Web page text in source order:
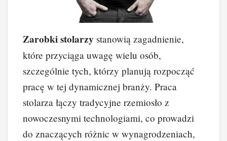
Zarobki stolarzy stanowią zagadnienie,
które przyciąga uwagę wielu osób,
szczególnie tych, którzy planują rozpocząć
pracę w tej dynamicznej branży. Praca
stolarza łączy tradycyjne rzemiosło z
nowoczesnymi technologiami, co prowadzi
do znaczących różnic w wynagrodzeniach,